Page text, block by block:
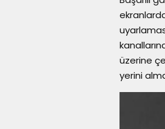
üzerine
yerini